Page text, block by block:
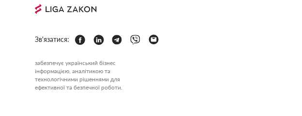
Зв'язатися:
забезпечує український бізнес
інформацією, аналітикою та
технологічними рішеннями для
ефективної та безпечної роботи.